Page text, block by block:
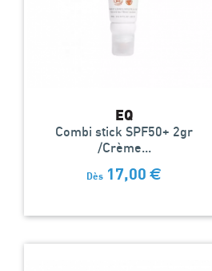
EQ
Combi stick SPF50+ 2gr
/Crème...
Dès 17,00 €